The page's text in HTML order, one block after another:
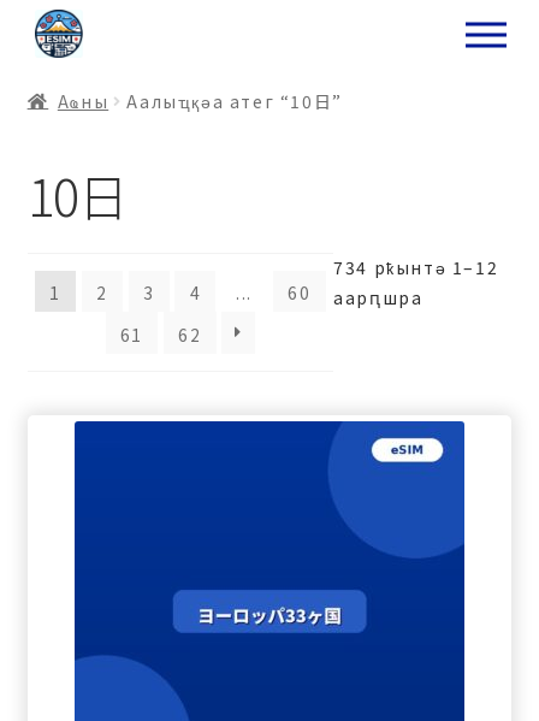
ナ
ビ
ー
ョ
ン
ス
コ
ン
ン
ス
キ
プ
Аҩны Аалыҵқәа атег “10日”
10日
734 рҟынтә 1–12
аарԥшра
1 2 3 4 ...
60
61
62